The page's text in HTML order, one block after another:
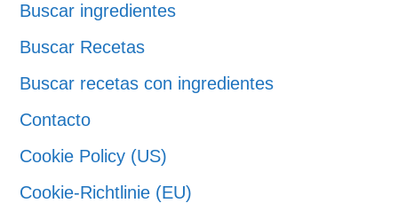
Buscar ingredientes
Buscar Recetas
Buscar recetas con ingredientes
Contacto
Cookie Policy (US)
Cookie-Richtlinie (EU)